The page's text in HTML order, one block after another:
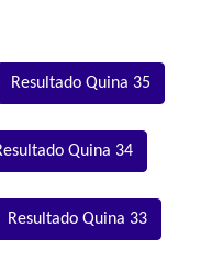
Resultado Quina 35
Quina 34
Resultado Quina 33